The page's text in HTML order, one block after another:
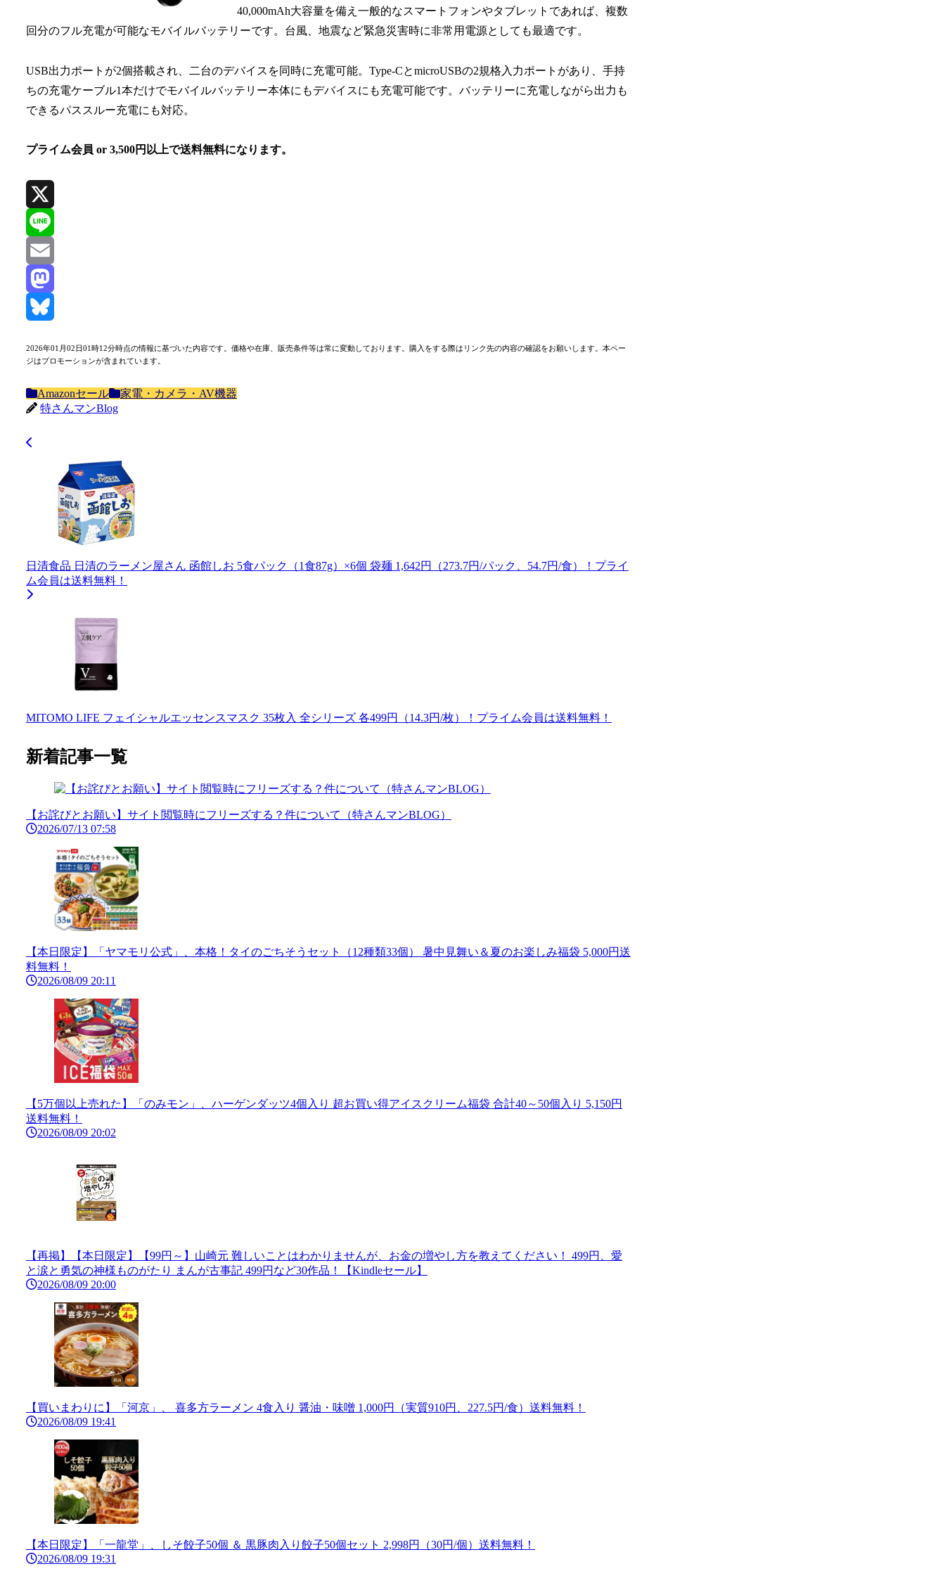
40,000mAh大容量を備え一般的なスマートフォンやタブレットであれば、複数
回分のフル充電が可能なモバイルバッテリーです。台風、地震など緊急災害時に非常用電源としても最適です。
USB出力ポートが2個搭載され、二台のデバイスを同時に充電可能。Type-CとmicroUSBの2規格入力ポートがあり、手持
ちの充電ケーブル1本だけでモバイルバッテリー本体にもデバイスにも充電可能です。バッテリーに充電しながら出力も
できるパススルー充電にも対応。
プライム会員 or 3,500円以上で送料無料になります。
X
Line
Email
Mastodon
2026年01月02日01時12分時点の情報に基づいた内容です。価格や在庫、販売条件等は常に変動しております。購入をする際はリンク先の内容の確認をお願いします。本ペー
ジはプロモーションが含まれています。
Amazonセール
家電・カメラ・AV機器
特さんマンBlog
日清食品 日清のラーメン屋さん 函館しお 5食パック（1食87g）×6個 袋麺 1,642円（273.7円/パック、54.7円/食）！プライ
ム会員は送料無料！
MITOMO LIFE フェイシャルエッセンスマスク 35枚入 全シリーズ 各499円（14.3円/枚）！プライム会員は送料無料！
新着記事一覧
【お詫びとお願い】サイト閲覧時にフリーズする？件について（特さんマンBLOG）
2026/07/13 07:58
【本日限定】「ヤマモリ公式」、本格！タイのごちそうセット（12種類33個） 暑中見舞い＆夏のお楽しみ福袋 5,000円送
料無料！
2026/08/09 20:11
【5万個以上売れた】「のみモン」、ハーゲンダッツ4個入り 超お買い得アイスクリーム福袋 合計40～50個入り 5,150円
送料無料！
2026/08/09 20:02
【再掲】【本日限定】【99円～】山崎元 難しいことはわかりませんが、お金の増やし方を教えてください！ 499円、愛
と涙と勇気の神様ものがたり まんが古事記 499円など30作品！【Kindleセール】
2026/08/09 20:00
【買いまわりに】「河京」、 喜多方ラーメン 4食入り 醤油・味噌 1,000円（実質910円、227.5円/食）送料無料！
2026/08/09 19:41
【本日限定】「一龍堂」、しそ餃子50個 ＆ 黒豚肉入り餃子50個セット 2,998円（30円/個）送料無料！
2026/08/09 19:31